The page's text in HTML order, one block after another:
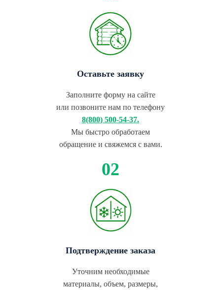
Оставьте заявку
Заполните форму на сайте
или позвоните нам по телефону
8(800) 500-54-37.
Мы быстро обработаем
обращение и свяжемся с вами.
Подтверждение заказа
Уточним необходимые
материалы, объем, размеры,